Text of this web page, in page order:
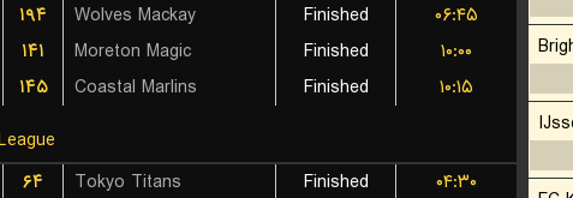
۱۹۴ Wolves Mackay Finished
۰۶:۴۵
۱۴۱ Moreton Magic Finished
۱۰:۰۰
۱۴۵ Coastal Marlins Finished
۱۰:۱۵
۶۴ Tokyo Titans Finished
۰۴:۳۰